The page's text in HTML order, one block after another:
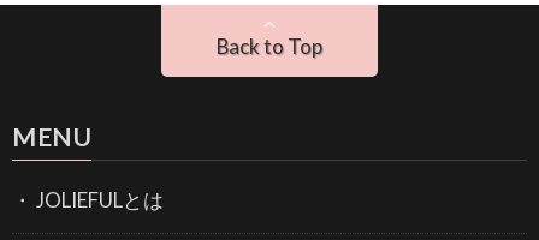
Back to Top
MENU
JOLIEFULとは